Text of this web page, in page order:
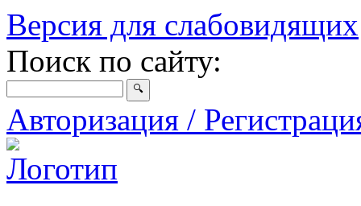
Версия для слабовидящих
Поиск по сайту:
Авторизация /